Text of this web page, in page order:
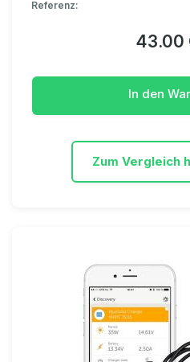
Referenz:
43.00
In den
Zum Vergleich